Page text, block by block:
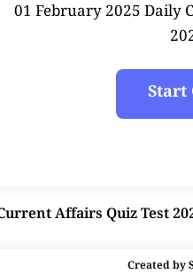
01 February 2025 Daily
Affairs Quiz Test
Created by